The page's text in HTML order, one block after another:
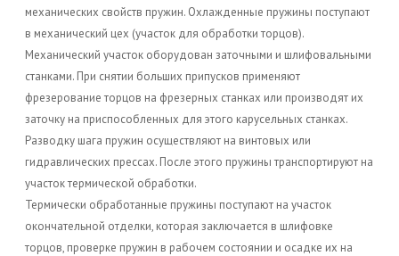
механических свойств пружин. Охлажденные пружины поступают
в механический цех (участок для обработки торцов).
Механический участок оборудован заточными и шлифовальными
станками. При снятии больших припусков применяют
фрезерование торцов на фрезерных станках или производят их
заточку на приспособленных для этого карусельных станках.
Разводку шага пружин осуществляют на винтовых или
гидравлических прессах. После этого пружины транспортируют на
участок термической обработки.
Термически обработанные пружины поступают на участок
окончательной отделки, которая заключается в шлифовке
торцов, проверке пружин в рабочем состоянии и осадке их на